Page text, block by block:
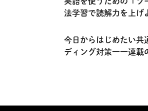
法学習で読解力を上げ
今日からはじめたい共
ディング対策――連載